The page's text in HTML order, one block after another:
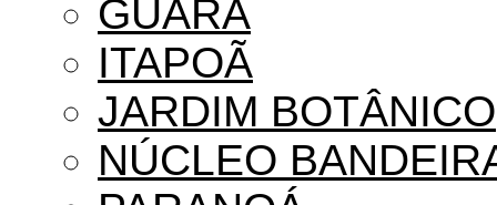
GUARÁ
ITAPOÃ
JARDIM BOTÂNICO
NÚCLEO